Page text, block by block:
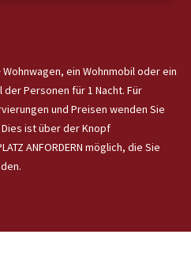
ein Wohnmobil oder ein
Personen für 1 Nacht. Für
und Preisen wenden Sie
ist über der Knopf
ANFORDERN möglich, die Sie